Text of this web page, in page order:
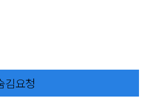
김요청